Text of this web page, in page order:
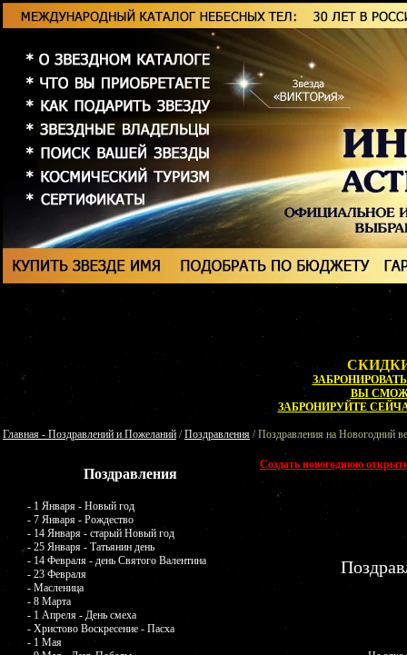
ВЫ
ЗАБРОНИРУЙТЕ
Главная - Поздравлений и Пожеланий /Поздравления / Поздравления на Новогодний
Поздравления
- 1 Января - Новый год
- 7 Января - Рождество
- 14 Января - старый Новый год
- 25 Января - Татьянин день
- 14 Февраля - день Святого Валентина
- 23 Февраля
- Масленица
- 8 Марта
- 1 Апреля - День смеха
- Христово Воскресение - Пасха
- 1 Мая
Создать новогоднюю